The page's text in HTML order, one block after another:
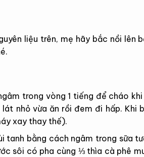
liệu trên, mẹ hãy bắc nồi lên
trong vòng 1 tiếng để cháo khi
nhỏ vừa ăn rồi đem đi hấp. Khi
xay thay thế).
tanh bằng cách ngâm trong sữa
sôi có pha cùng ⅓ thìa cà phê